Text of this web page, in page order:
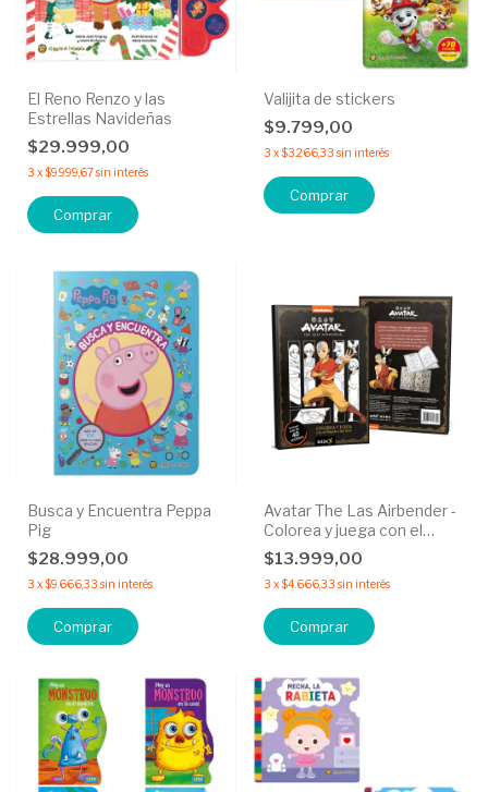
El Reno Renzo y las
Estrellas Navideñas
$29.999,00
3 x$9.999,67sin interés
Valijita de stickers
$9.799,00
3 x$3.266,33 sin interés
Comprar
Busca y Encuentra Peppa
Pig
$28.999,00
3 x$9.666,33 sin interés
Avatar The Las Airbender -
Colorea y juega con el
maesto del aire.
$13.999,00
3 x$4.666,33 sin interés